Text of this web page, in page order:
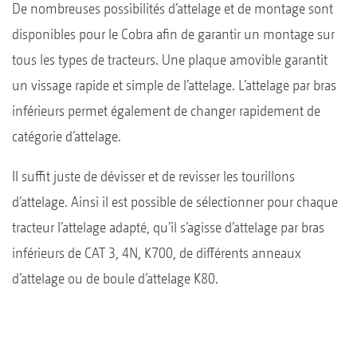
De nombreuses possibilités d’attelage et de montage sont
disponibles pour le Cobra afin de garantir un montage sur
tous les types de tracteurs. Une plaque amovible garantit
un vissage rapide et simple de l’attelage. L’attelage par bras
inférieurs permet également de changer rapidement de
catégorie d’attelage.
Il suffit juste de dévisser et de revisser les tourillons
d’attelage. Ainsi il est possible de sélectionner pour chaque
tracteur l’attelage adapté, qu’il s’agisse d’attelage par bras
inférieurs de CAT 3, 4N, K700, de différents anneaux
d’attelage ou de boule d’attelage K80.